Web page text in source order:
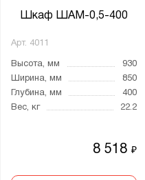
Шкаф ШАМ-0,5-400
Арт. 4011
Высота, мм
930
Ширина, мм
850
Глубина, мм
400
Вес, кг
22.2
8 518₽